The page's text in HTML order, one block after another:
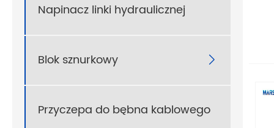
Napinacz linki hydraulicznej
Blok sznurkowy 
Przyczepa do bębna kablowego